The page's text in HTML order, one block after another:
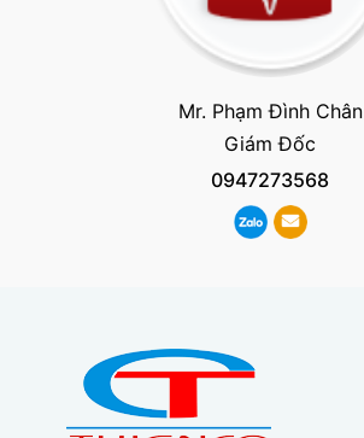
Mr. Phạm Đình Chân
Giám Đốc
0947273568